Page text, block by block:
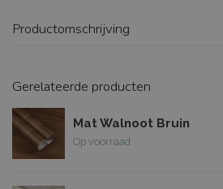
Productomschrijving
Gerelateerde producten
Mat Walnoot Bruin
Op voorraad